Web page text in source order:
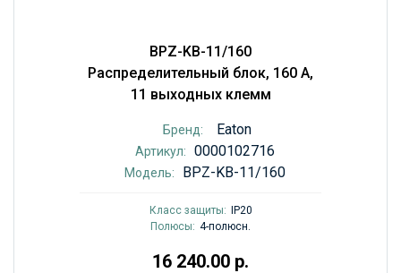
BPZ-KB-11/160
Распределительный блок, 160 А,
11 выходных клемм
Бренд: Eaton
Артикул: 0000102716
Модель: BPZ-KB-11/160
Класс защиты:
IP20
Полюсы: 4-полюсн.
16 240.00 р.